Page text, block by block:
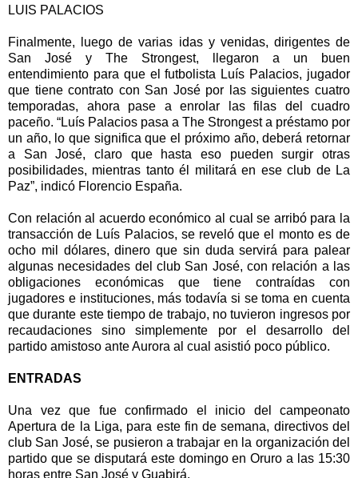
LUIS PALACIOS
Finalmente, luego de varias idas y venidas, dirigentes de
San José y The Strongest, llegaron a un buen
entendimiento para que el futbolista Luís Palacios, jugador
que tiene contrato con San José por las siguientes cuatro
temporadas, ahora pase a enrolar las filas del cuadro
paceño. “Luís Palacios pasa a The Strongest a préstamo por
un año, lo que significa que el próximo año, deberá retornar
a San José, claro que hasta eso pueden surgir otras
posibilidades, mientras tanto él militará en ese club de La
Paz”, indicó Florencio España.
Con relación al acuerdo económico al cual se arribó para la
transacción de Luís Palacios, se reveló que el monto es de
ocho mil dólares, dinero que sin duda servirá para palear
algunas necesidades del club San José, con relación a las
obligaciones económicas que tiene contraídas con
jugadores e instituciones, más todavía si se toma en cuenta
que durante este tiempo de trabajo, no tuvieron ingresos por
recaudaciones sino simplemente por el desarrollo del
partido amistoso ante Aurora al cual asistió poco público.
ENTRADAS
Una vez que fue confirmado el inicio del campeonato
Apertura de la Liga, para este fin de semana, directivos del
club San José, se pusieron a trabajar en la organización del
partido que se disputará este domingo en Oruro a las 15:30
horas entre San José y Guabirá.